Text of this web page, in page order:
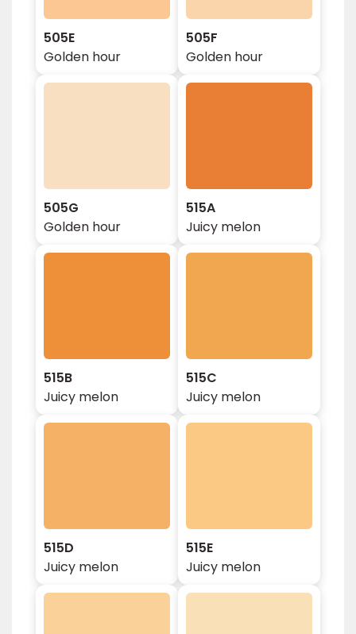
505E
Golden hour
505F
Golden hour
505G
Golden hour
515A
Juicy melon
515B
Juicy melon
515C
Juicy melon
515D
Juicy melon
515E
Juicy melon